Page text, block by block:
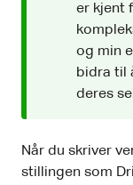
er kjent
og min
bidra til
deres
Når du skriver
stillingen som